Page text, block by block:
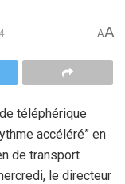
AA
téléphérique
accéléré” en
de transport
le directeur